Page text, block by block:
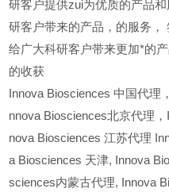
研客户提供zui为优质的产品
研客户带来的产品，的服务，
给广大科研客户带来更加*的
的收获
Innova Biosciences中国代理
nnova Biosciences北京代理
nova Biosciences 江苏代理
a Biosciences 天津, Innova
sciences内蒙古代理, Innova